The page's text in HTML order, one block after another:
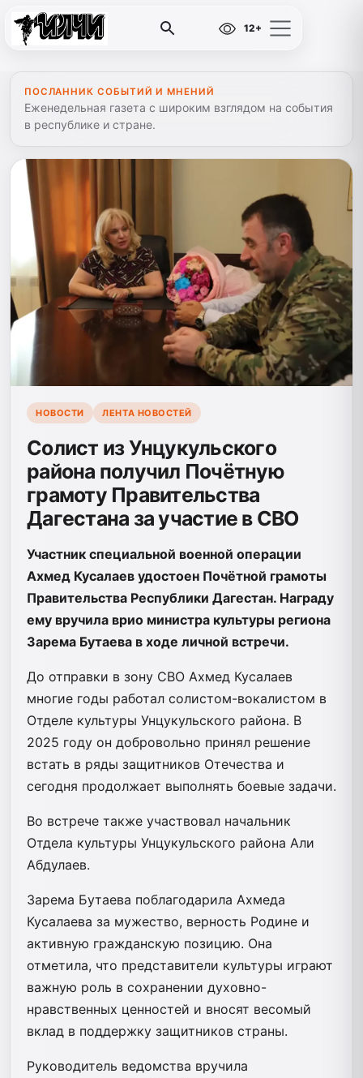
12+
ПОСЛАННИК СОБЫТИЙ И МНЕНИЙ
Еженедельная газета с широким взглядом на события
в республике и стране.
НОВОСТИ ЛЕНТА НОВОСТЕЙ
Солист из Унцукульского
района получил Почётную
грамоту Правительства
Дагестана за участие в СВО
Участник специальной военной операции
Ахмед Кусалаев удостоен Почётной грамоты
Правительства Республики Дагестан. Награду
ему вручила врио министра культуры региона
Зарема Бутаева в ходе личной встречи.
До отправки в зону СВО Ахмед Кусалаев
многие годы работал солистом-вокалистом в
Отделе культуры Унцукульского района. В
2025 году он добровольно принял решение
встать в ряды защитников Отечества и
сегодня продолжает выполнять боевые задачи.
Во встрече также участвовал начальник
Отдела культуры Унцукульского района Али
Абдулаев.
Зарема Бутаева поблагодарила Ахмеда
Кусалаева за мужество, верность Родине и
активную гражданскую позицию. Она
отметила, что представители культуры играют
важную роль в сохранении духовно-
нравственных ценностей и вносят весомый
вклад в поддержку защитников страны.
Руководитель ведомства вручила